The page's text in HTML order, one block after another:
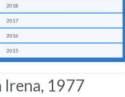
2018
2017
2016
2015
Irena, 1977